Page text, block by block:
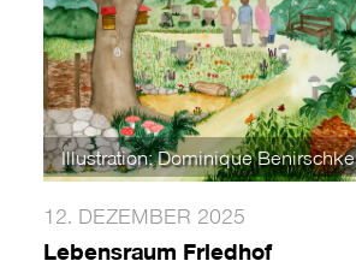
Illustration: Dominique Benirschke
12. DEZEMBER 2025
Lebensraum Friedhof